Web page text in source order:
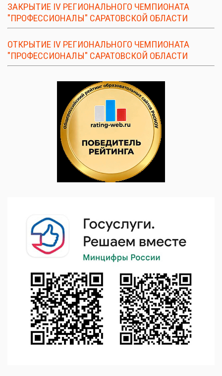
ЗАКРЫТИЕ IV РЕГИОНАЛЬНОГО ЧЕМПИОНАТА
"ПРОФЕССИОНАЛЫ" САРАТОВСКОЙ ОБЛАСТИ
ОТКРЫТИЕ IV РЕГИОНАЛЬНОГО ЧЕМПИОНАТА
"ПРОФЕССИОНАЛЫ" САРАТОВСКОЙ ОБЛАСТИ